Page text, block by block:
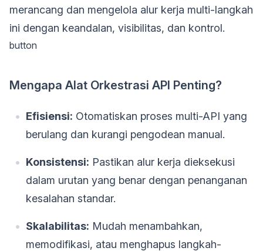
merancang dan mengelola alur kerja multi-langkah
ini dengan keandalan, visibilitas, dan kontrol.
button
Mengapa Alat Orkestrasi API Penting?
Efisiensi: Otomatiskan proses multi-API yang
berulang dan kurangi pengodean manual.
Konsistensi: Pastikan alur kerja dieksekusi
dalam urutan yang benar dengan penanganan
kesalahan standar.
Skalabilitas: Mudah menambahkan,
memodifikasi, atau menghapus langkah-